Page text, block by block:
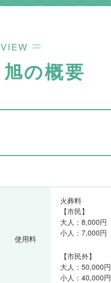
の概要
使用料
火葬料
【市民】
大人：8,000円
小人：7,000円
【市民外】
大人：50,000円
小人：40,000円